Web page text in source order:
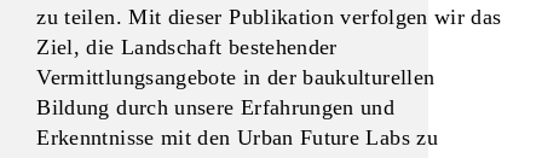
zu teilen. Mit dieser Publikation verfolgen wir das
Ziel, die Landschaft bestehender
Vermittlungsangebote in der baukulturellen
Bildung durch unsere Erfahrungen und
Erkenntnisse mit den Urban Future Labs zu